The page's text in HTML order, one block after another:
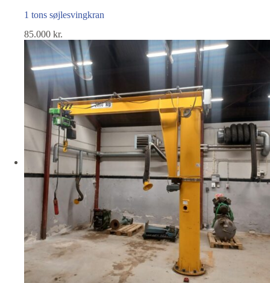
1 tons søjlesvingkran
85.000 kr.